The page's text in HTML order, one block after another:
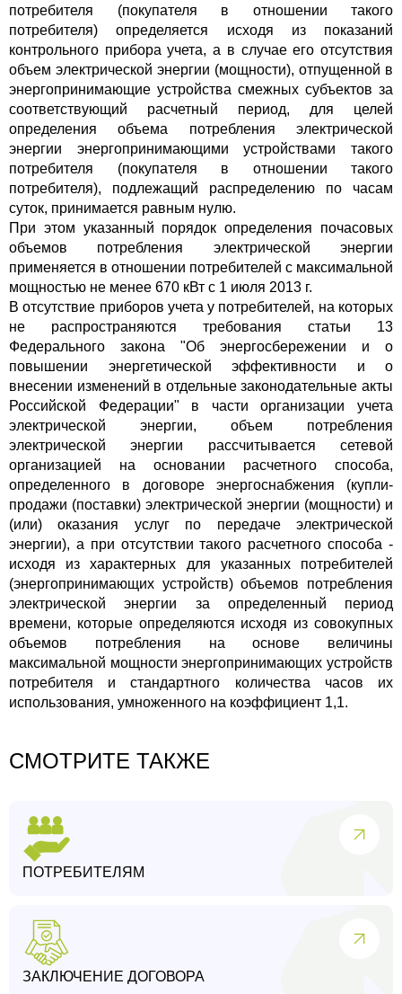
потребителя (покупателя в отношении такого
потребителя) определяется исходя из показаний
контрольного прибора учета, а в случае его отсутствия
объем электрической энергии (мощности), отпущенной в
энергопринимающие устройства смежных субъектов за
соответствующий расчетный период, для целей
определения объема потребления электрической
энергии энергопринимающими устройствами такого
потребителя (покупателя в отношении такого
потребителя), подлежащий распределению по часам
суток, принимается равным нулю.
При этом указанный порядок определения почасовых
объемов потребления электрической энергии
применяется в отношении потребителей с максимальной
мощностью не менее 670 кВт с 1 июля 2013 г.
В отсутствие приборов учета у потребителей, на которых
не распространяются требования статьи 13
Федерального закона "Об энергосбережении и о
повышении энергетической эффективности и о
внесении изменений в отдельные законодательные акты
Российской Федерации" в части организации учета
электрической энергии, объем потребления
электрической энергии рассчитывается сетевой
организацией на основании расчетного способа,
определенного в договоре энергоснабжения (купли-
продажи (поставки) электрической энергии (мощности) и
(или) оказания услуг по передаче электрической
энергии), а при отсутствии такого расчетного способа -
исходя из характерных для указанных потребителей
(энергопринимающих устройств) объемов потребления
электрической энергии за определенный период
времени, которые определяются исходя из совокупных
объемов потребления на основе величины
максимальной мощности энергопринимающих устройств
потребителя и стандартного количества часов их
использования, умноженного на коэффициент 1,1.
СМОТРИТЕ ТАКЖЕ
ПОТРЕБИТЕЛЯМ
ЗАКЛЮЧЕНИЕ ДОГОВОРА